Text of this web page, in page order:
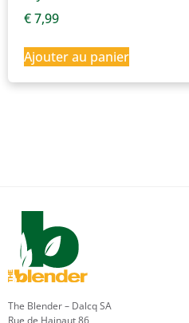
€7,99
Ajouter au panier
The Blender – Dalcq SA